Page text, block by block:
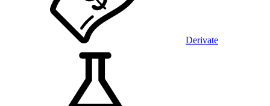
Derivate